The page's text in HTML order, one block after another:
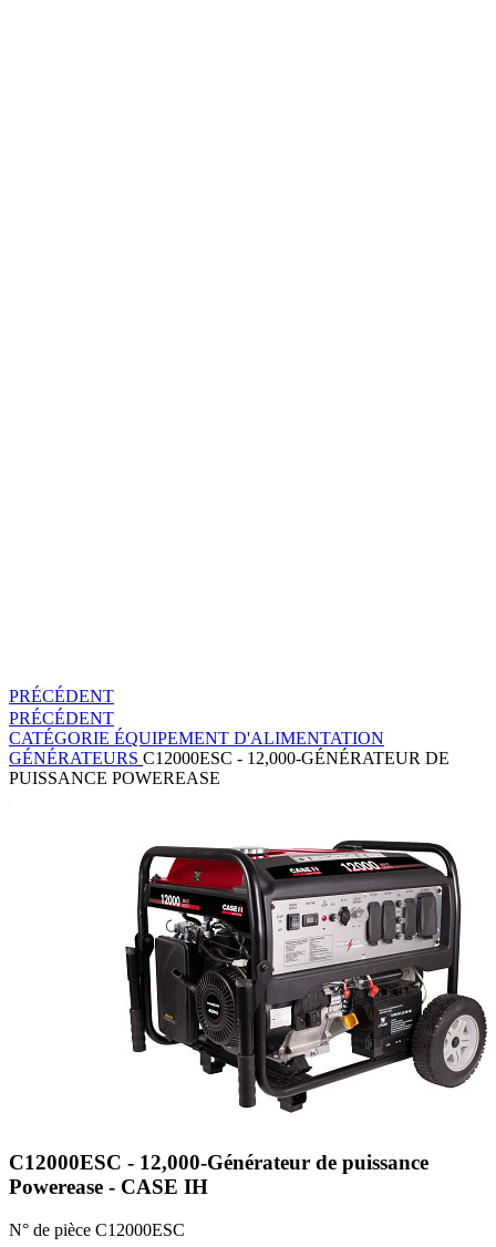
PRÉCÉDENT
PRÉCÉDENT
CATÉGORIE ÉQUIPEMENT D'ALIMENTATION
GÉNÉRATEURS C12000ESC - 12,000-GÉNÉRATEUR DE
PUISSANCE POWEREASE
C12000ESC - 12,000-Générateur de puissance
Powerease - CASE IH
N° de pièce C12000ESC